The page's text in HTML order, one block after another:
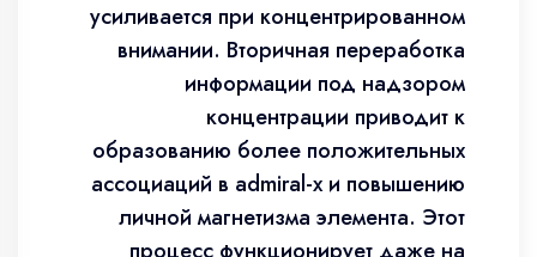
усиливается при концентрированном
внимании. Вторичная переработка
информации под надзором
концентрации приводит к
образованию более положительных
ассоциаций в admiral-x и повышению
личной магнетизма элемента. Этот